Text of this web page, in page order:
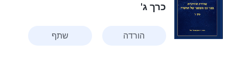
כרך ג'
הורדה שתף